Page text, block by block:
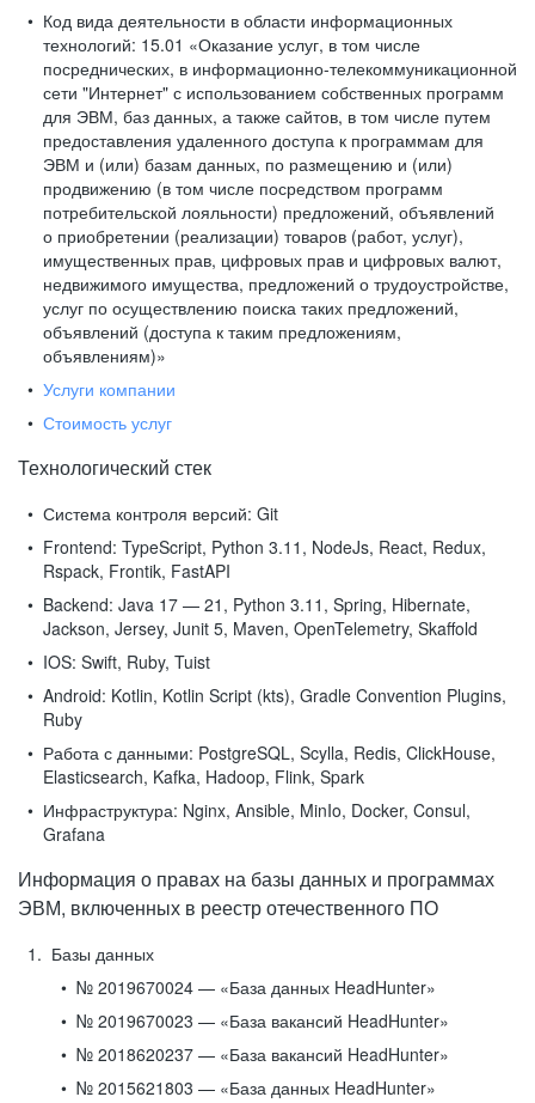
Код вида деятельности в области информационных
технологий: 15.01 «Оказание услуг, в том числе
посреднических, в информационно-телекоммуникационной
сети "Интернет" с использованием собственных программ
для ЭВМ, баз данных, а также сайтов, в том числе путем
предоставления удаленного доступа к программам для
ЭВМ и (или) базам данных, по размещению и (или)
продвижению (в том числе посредством программ
потребительской лояльности) предложений, объявлений
о приобретении (реализации) товаров (работ, услуг),
имущественных прав, цифровых прав и цифровых валют,
недвижимого имущества, предложений о трудоустройстве,
услуг по осуществлению поиска таких предложений,
объявлений (доступа к таким предложениям,
объявлениям)»
Услуги компании
Стоимость услуг
Технологический стек
Система контроля версий: Git
Frontend: TypeScript, Python 3.11, NodeJs, React, Redux,
Rspack, Frontik, FastAPI
Backend: Java 17 — 21, Python 3.11, Spring, Hibernate,
Jackson, Jersey, Junit 5, Maven, OpenTelemetry, Skaffold
IOS: Swift, Ruby, Tuist
Android: Kotlin, Kotlin Script (kts), Gradle Convention Plugins,
Ruby
Работа с данными: PostgreSQL, Scylla, Redis, ClickHouse,
Elasticsearch, Kafka, Hadoop, Flink, Spark
Инфраструктура: Nginx, Ansible, MinIo, Docker, Consul,
Grafana
Информация о правах на базы данных и программах
ЭВМ, включенных в реестр отечественного ПО
Базы данных
№ 2019670024 — «База данных HeadHunter»
№ 2019670023 — «База вакансий HeadHunter»
№ 2018620237 — «База вакансий HeadHunter»
№ 2015621803 — «База данных HeadHunter»